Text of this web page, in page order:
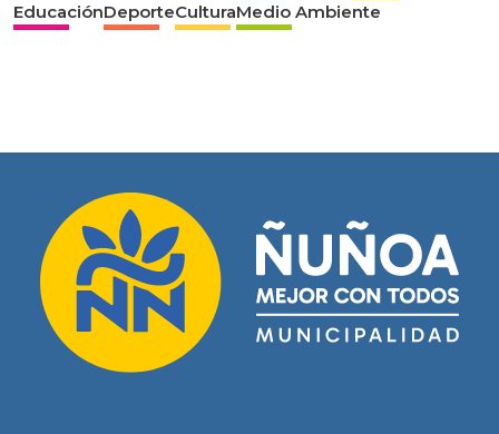
EducaciónDeporteCulturaMedio Ambiente